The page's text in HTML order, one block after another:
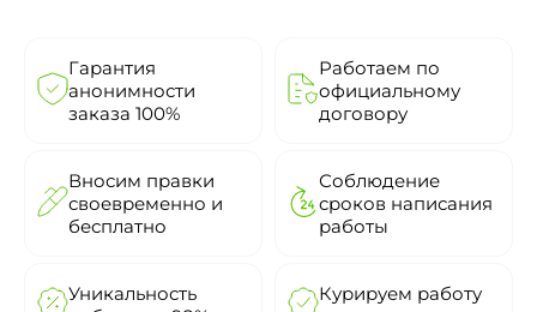
Гарантия
анонимности
заказа 100%
Работаем по
официальному
договору
Вносим правки
своевременно и
бесплатно
Соблюдение
сроков написания
работы
Уникальность
Курируем работу